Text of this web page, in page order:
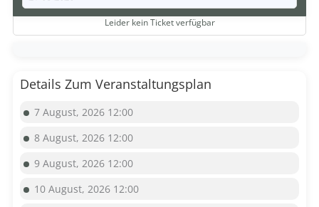
Leider kein Ticket verfügbar
Details Zum Veranstaltungsplan
7 August, 2026 12:00
8 August, 2026 12:00
9 August, 2026 12:00
10 August, 2026 12:00